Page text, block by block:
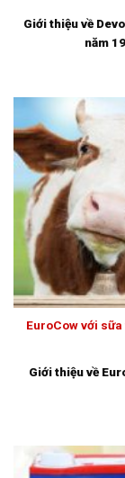
Giới thiệu về
năm
EuroCow với
Giới thiệu về